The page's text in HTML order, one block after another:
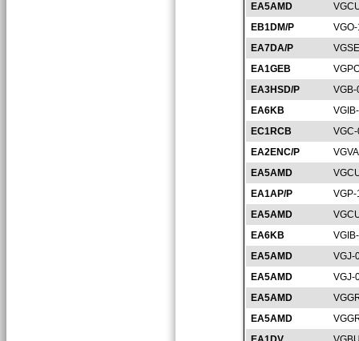
EA5AMD
EB1DM/P
EA7DA/P
EA1GEB
EA3HSD/P
EA6KB
EC1RCB
EA2ENC/P
EA5AMD
EA1AP/P
EA5AMD
EA6KB
EA5AMD
VGJ-
EA5AMD
VGJ-
EA5AMD
EA5AMD